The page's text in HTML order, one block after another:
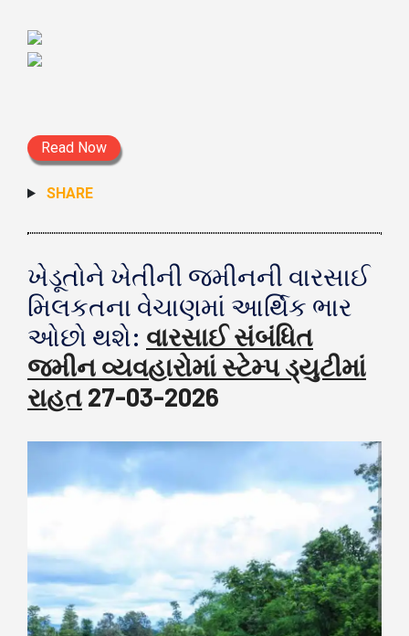
Read Now
SHARE
ખેડૂતોને ખેતીની જમીનની વારસાઈ
મિલકતના વેચાણમાં આર્થિક ભાર
ઓછો થશે: વારસાઈ સંબંધિત
જમીન વ્યવહારોમાં સ્ટેમ્પ ડ્યુટીમાં
રાહત 27-03-2026